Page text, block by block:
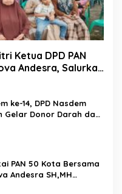
Ketua DPD PAN
Andesra, Salurkan
Masyarakat
ke-14, DPD Nasdem
Gelar Donor Darah dan
Gratis
PAN 50 Kota Bersama
Andesra SH,MH
Beras Untuk